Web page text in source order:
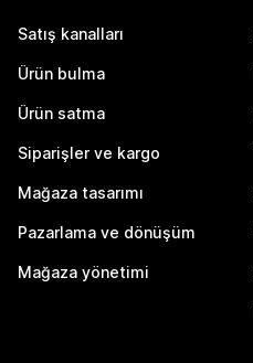
Satış kanalları
Ürün bulma
Ürün satma
Siparişler ve kargo
Mağaza tasarımı
Pazarlama ve dönüşüm
Mağaza yönetimi